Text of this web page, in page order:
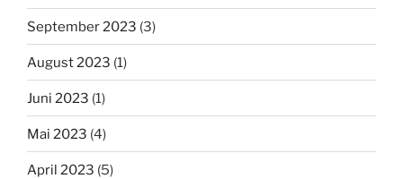
September 2023 (3)
August 2023 (1)
Juni 2023 (1)
Mai 2023 (4)
April 2023 (5)